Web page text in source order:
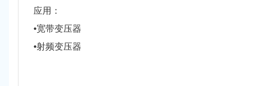
应用：
•宽带变压器
•射频变压器